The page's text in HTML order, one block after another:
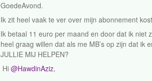
GoedeAvond.
Ik zit heel vaak te ver over mijn abonnement
Ik betaal 11 euro per maand en door dat ik niet
heel graag willen dat als me MB’s op zijn dat ik
JULLIE MIJ HELPEN?
Hi @HawdinAziz,